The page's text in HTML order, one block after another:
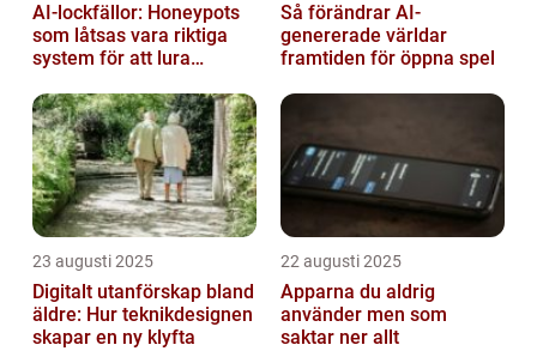
AI-lockfällor: Honeypots
som låtsas vara riktiga
system för att lura
Så förändrar AI-
genererade världar
framtiden för öppna spel
23 augusti 2025
Digitalt utanförskap bland
äldre: Hur teknikdesignen
skapar en ny klyfta
22 augusti 2025
Apparna du aldrig
använder men som
saktar ner allt